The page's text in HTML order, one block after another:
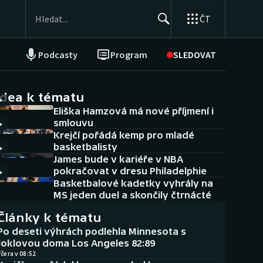
ČT
Podcasty Program SLEDOVAT
NEPŘEHLÉDNĚTE
Historické návraty
Aplikace ČT sport
AZ kvíz
k tématu
Eliška Hamzová má nové příjmení i
smlouvu
Krejčí pořádá kemp pro mladé
basketbalisty
James bude v kariéře v NBA
pokračovat v dresu Philadelphie
Basketbalové kadetky vyhrály na
MS jeden duel a skončily čtrnácté
k tématu
deseti výhrách podlehla Minnesota s
doma Los Angeles 82:89
v 08:52